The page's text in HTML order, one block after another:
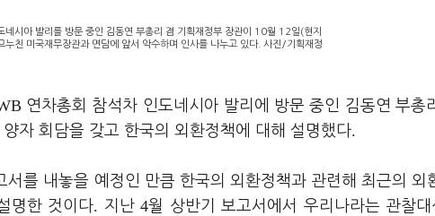
네시아 발리를 방문 중인 김동연 부총리 겸 기획재정부 장관이 10월 12일(현지
누친 미국재무장관과 면담에 앞서 악수하며 인사를 나누고 있다. 사진/기획재정
연차총회 참석차 인도네시아 발리에 방문 중인 김동연 부총
자 회담을 갖고 한국의 외환정책에 대해 설명했다.
를 내놓을 예정인 만큼 한국의 외환정책과 관련해 최근의 외
명한 것이다. 지난 4월 상반기 보고서에서 우리나라는 관찰대